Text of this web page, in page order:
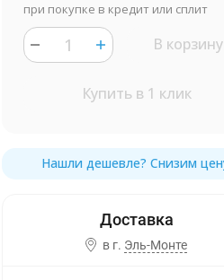
при покупке в кредит или сплит
В корзину
Купить в 1 клик
в г. Эль-Монте